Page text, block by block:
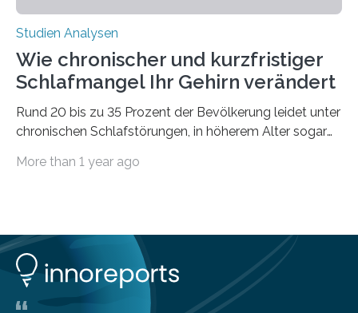
Studien Analysen
Wie chronischer und kurzfristiger
Schlafmangel Ihr Gehirn verändert
Rund 20 bis zu 35 Prozent der Bevölkerung leidet unter
chronischen Schlafstörungen, in höherem Alter sogar
Erwachsene kennt zudem ein kurzfristiges Schlafdefizit:
Forscher:innen konnten in einer aktuellen Metastudie
zeigen, dass sich die jeweils beteiligten Gehirnregionen
deutlich unterscheiden. Die Ergebnisse der Studie
wurden im Fachmagazin JAMA Psychiatry
More than 1 year ago